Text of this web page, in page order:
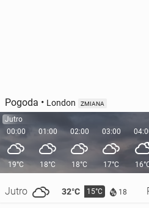
Pogoda • London ZMIANA
Jutro
00:00
19°C
Jutro 32°C 15°C 18
01:00
18°C
02:00
18°C
03:00
17°C